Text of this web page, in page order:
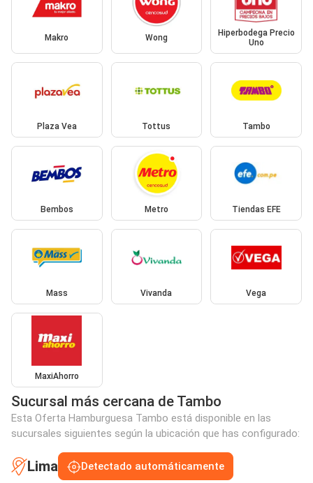
Makro Wong
Hiperbodega Precio
Uno
Plaza Vea Tottus Tambo
Bembos Metro Tiendas EFE
Mass Vivanda Vega
MaxiAhorro
Sucursal más cercana de Tambo
Esta Oferta Hamburguesa Tambo está disponible en las
sucursales siguientes según la ubicación que has configurado:
Lima Detectado automáticamente